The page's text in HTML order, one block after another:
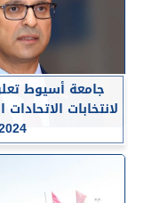
جامعة أسيوط
لانتخابات
/2025